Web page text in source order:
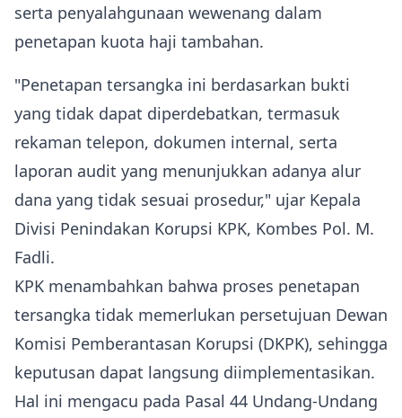
serta penyalahgunaan wewenang dalam
penetapan kuota haji tambahan.
"Penetapan tersangka ini berdasarkan bukti
yang tidak dapat diperdebatkan, termasuk
rekaman telepon, dokumen internal, serta
laporan audit yang menunjukkan adanya alur
dana yang tidak sesuai prosedur," ujar Kepala
Divisi Penindakan Korupsi KPK, Kombes Pol. M.
Fadli.
KPK menambahkan bahwa proses penetapan
tersangka tidak memerlukan persetujuan Dewan
Komisi Pemberantasan Korupsi (DKPK), sehingga
keputusan dapat langsung diimplementasikan.
Hal ini mengacu pada Pasal 44 Undang-Undang